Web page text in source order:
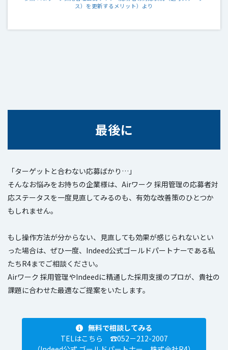
ス）を更新するメリット）より
最後に
「ターゲットと合わない応募ばかり…」
そんなお悩みをお持ちの企業様は、Airワーク 採用管理の応募者対
応ステータスを一度見直してみるのも、有効な改善策のひとつか
もしれません。
もし操作方法が分からない、見直しても効果が感じられないとい
った場合は、ぜひ一度、Indeed公式ゴールドパートナーである私
たちR4までご相談ください。
Airワーク 採用管理やIndeedに精通した採用支援のプロが、貴社の
課題に合わせた最適なご提案をいたします。
無料で相談してみる
TELはこちら ☎052－212-2007